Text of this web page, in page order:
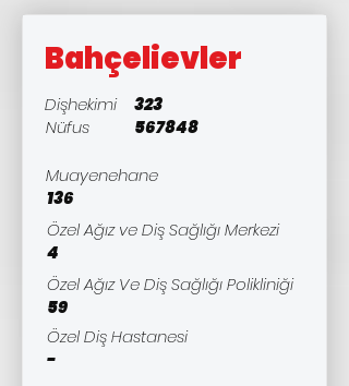
Bahçelievler
Dişhekimi
323
Nüfus
567848
Muayenehane
136
Özel Ağız ve Diş Sağlığı Merkezi
4
Özel Ağız Ve Diş Sağlığı Polikliniği
59
Özel Diş Hastanesi
-